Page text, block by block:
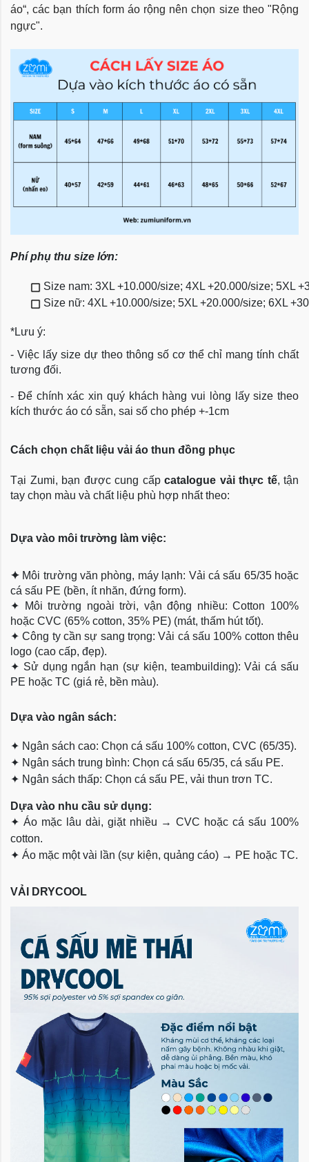
áo“, các bạn thích form áo rộng nên chọn size theo "Rộng
ngực".
Phí phụ thu size lớn:
Size nam: 3XL +10.000/size; 4XL +20.000/size; 5XL
Size nữ: 4XL +10.000/size; 5XL +20.000/size; 6XL
*Lưu ý:
- Việc lấy size dự theo thông số cơ thể chỉ mang tính chất
tương đối.
- Để chính xác xin quý khách hàng vui lòng lấy size theo
kích thước áo có sẵn, sai số cho phép +-1cm
Cách chọn chất liệu vải áo thun đồng phục
Tại Zumi, bạn được cung cấp catalogue vải thực tế, tận
tay chọn màu và chất liệu phù hợp nhất theo:
Dựa vào môi trường làm việc:
✦ Môi trường văn phòng, máy lạnh: Vải cá sấu 65/35 hoặc
cá sấu PE (bền, ít nhăn, đứng form).
✦
Môi trường ngoài trời, vận động nhiều: Cotton 100%
hoặc CVC (65% cotton, 35% PE) (mát, thấm hút tốt).
✦Công ty cần sự sang trọng: Vải cá sấu 100% cotton thêu
logo (cao cấp, đẹp).
✦ Sử dụng ngắn hạn (sự kiện, teambuilding): Vải cá sấu
PE hoặc TC (giá rẻ, bền màu).
Dựa vào ngân sách:
✦ Ngân sách cao: Chọn cá sấu 100% cotton, CVC (65/35).
✦ Ngân sách trung bình: Chọn cá sấu 65/35, cá sấu PE.
✦ Ngân sách thấp: Chọn cá sấu PE, vải thun trơn TC.
Dựa vào nhu cầu sử dụng:
✦ Áo mặc lâu dài, giặt nhiều → CVC hoặc cá sấu 100%
cotton.
✦ Áo mặc một vài lần (sự kiện, quảng cáo) → PE hoặc TC.
VẢI DRYCOOL